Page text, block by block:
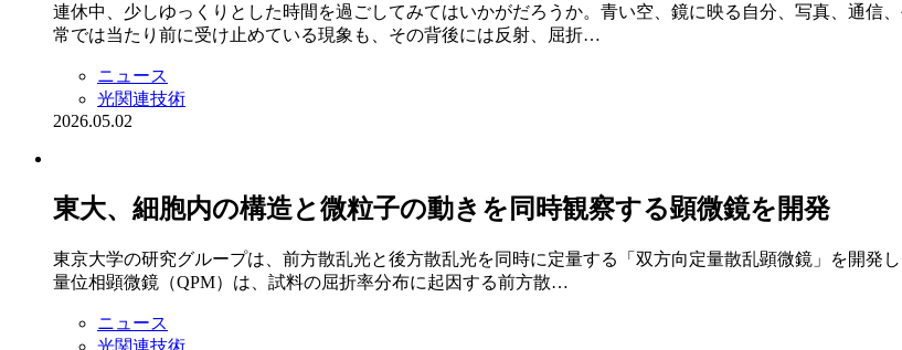
連休中、少しゆっくりとした時間を過ごしてみてはいかがだろうか。青い空、鏡に映る自分、写真、通
常では当たり前に受け止めている現象も、その背後には反射、屈折…
ニュース
光関連技術
2026.05.02
東大、細胞内の構造と微粒子の動きを同時観察する顕微鏡を開発
東京大学の研究グループは、前方散乱光と後方散乱光を同時に定量する「双方向定量散乱顕微鏡」を開発
量位相顕微鏡（QPM）は、試料の屈折率分布に起因する前方散…
ニュース
光関連技術